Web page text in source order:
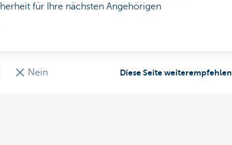
für Ihre nächsten Angehörigen
Nein Diese Seite weiterempfehlen